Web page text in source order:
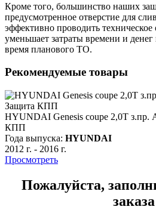
Кроме того, большинство наших
предусмотренное отверстие для
эффективно проводить
уменьшает затраты времени и
время планового ТО.
Рекомендуемые товары
HYUNDAI Genesis coupe 2,0Т
КПП
Года выпуска: HYUNDAI
2012 г. - 2016 г.
Просмотреть
Пожалуйста,
заказа